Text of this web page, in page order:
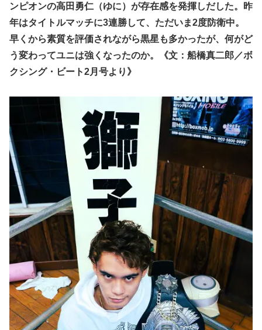
ンピオンの高田勇仁（ゆに）が存在感を発揮しだした。昨
年はタイトルマッチに3連勝して、ただいま2度防衛中。
早くから素質を評価されながら黒星も多かったが、何がど
う変わってユニは強くなったのか。《文：船橋真二郎／ボ
クシング・ビート2月号より》